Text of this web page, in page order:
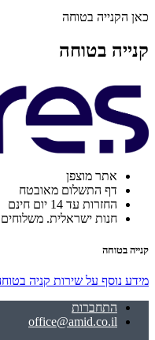
כאן הקנייה בטוחה
קנייה בטוחה
אתר מוצפן
דף התשלום מאובטח
החזרות עד 14 יום חינם
חנות ישראלית.
קנייה בטוחה
מידע נוסף על שירות קניה
התחברות
office@amid.co.il